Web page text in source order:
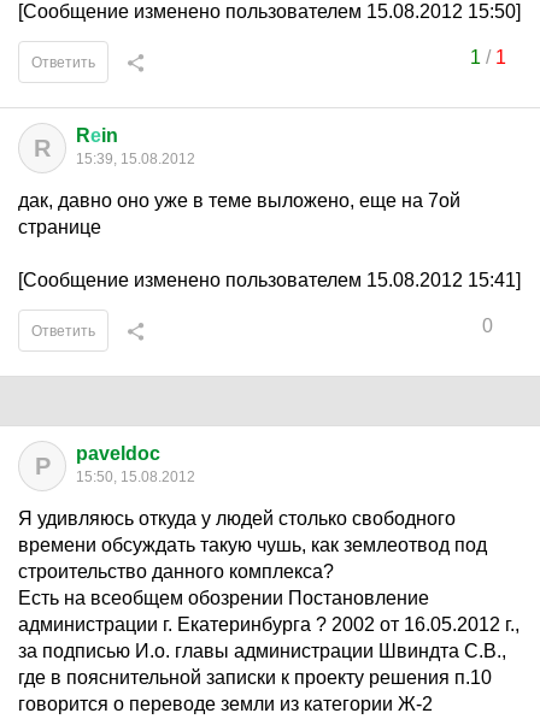
[Сообщение изменено пользователем 15.08.2012 15:50]
1 / 1
Ответить
R Rеin
15:39, 15.08.2012
дак, давно оно уже в теме выложено, еще на 7ой
странице
[Сообщение изменено пользователем 15.08.2012 15:41]
0
Ответить
P paveldoc
15:50, 15.08.2012
Я удивляюсь откуда у людей столько свободного
времени обсуждать такую чушь, как землеотвод под
строительство данного комплекса?
Есть на всеобщем обозрении Постановление
администрации г. Екатеринбурга ? 2002 от 16.05.2012 г.,
за подписью И.о. главы администрации Швиндта С.В.,
где в пояснительной записки к проекту решения п.10
говорится о переводе земли из категории Ж-2